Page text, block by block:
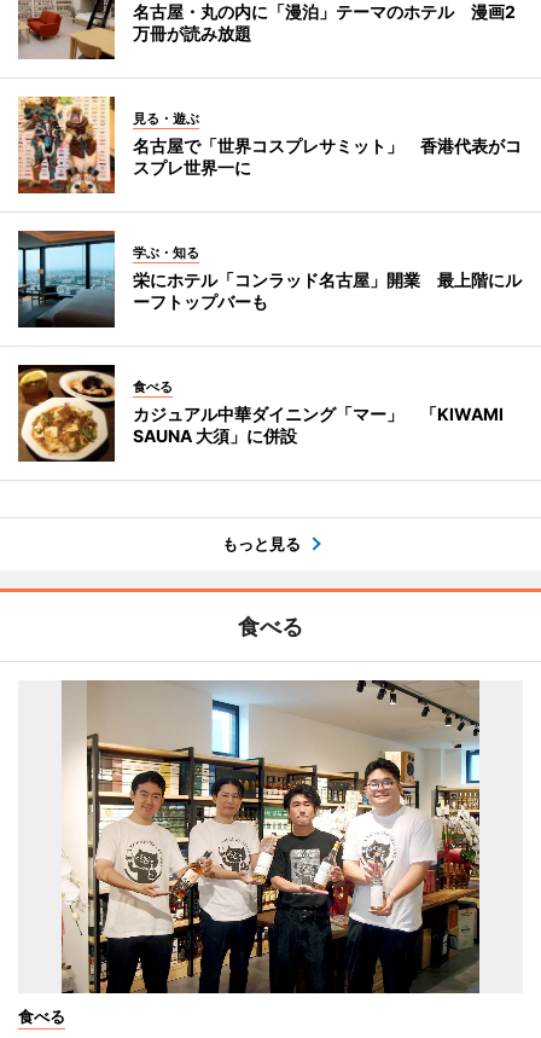
名古屋・丸の内に「漫泊」テーマのホテル 漫画2
万冊が読み放題
見る・遊ぶ
名古屋で「世界コスプレサミット」 香港代表がコ
スプレ世界一に
学ぶ・知る
栄にホテル「コンラッド名古屋」開業 最上階にル
ーフトップバーも
食べる
カジュアル中華ダイニング「マー」 「KIWAMI
SAUNA 大須」に併設
もっと見る
食べる
食べる